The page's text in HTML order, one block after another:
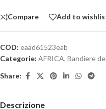
Compare Add to
COD: eaad61523eab
Categorie: AFRICA, Bandiere
Share:
Descrizione